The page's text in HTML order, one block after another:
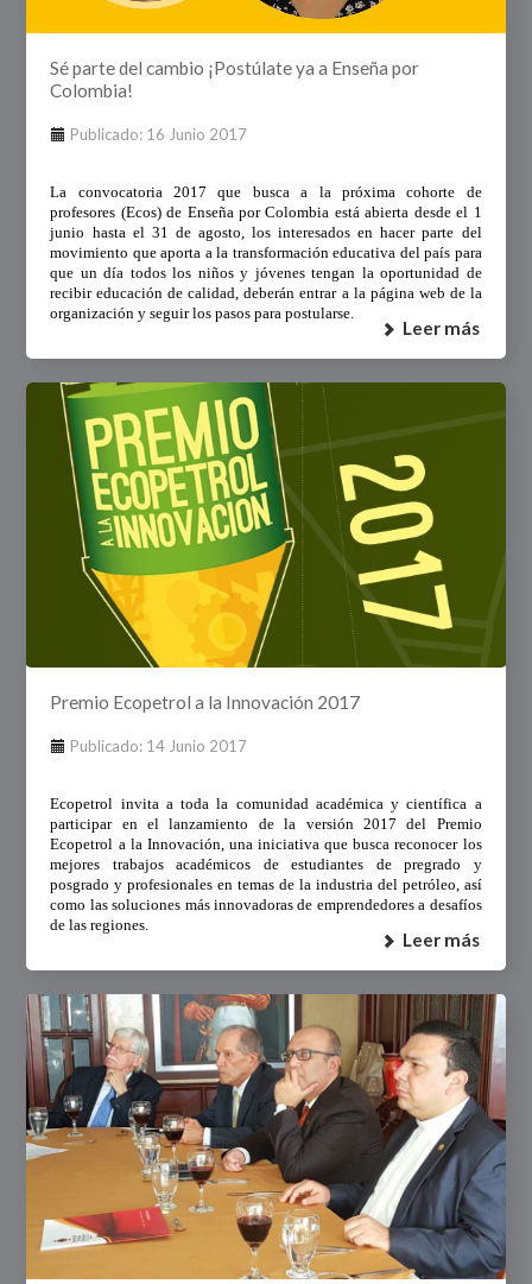
Sé parte del cambio ¡Postúlate ya a Enseña por
Colombia!
Publicado: 16 Junio 2017
La convocatoria 2017 que busca a la próxima cohorte de
profesores (Ecos) de Enseña por Colombia está abierta desde el 1
junio hasta el 31 de agosto, los interesados en hacer parte del
movimiento que aporta a la transformación educativa del país para
que un día todos los niños y jóvenes tengan la oportunidad de
recibir educación de calidad, deberán entrar a la página web de la
organización y seguir los pasos para postularse.
Leer más
Premio Ecopetrol a la Innovación 2017
Publicado: 14 Junio 2017
Ecopetrol invita a toda la comunidad académica y científica a
participar en el lanzamiento de la versión 2017 del Premio
Ecopetrol a la Innovación, una iniciativa que busca reconocer los
mejores trabajos académicos de estudiantes de pregrado y
posgrado y profesionales en temas de la industria del petróleo, así
como las soluciones más innovadoras de emprendedores a desafíos
de las regiones.
Leer más